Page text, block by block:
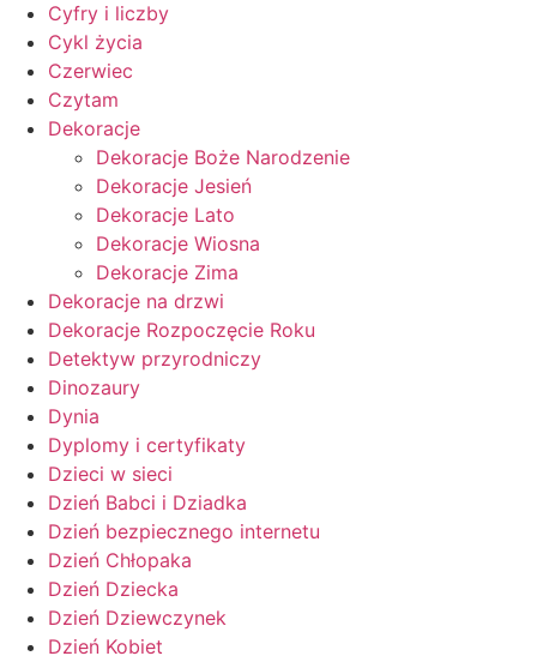
Cyfry i liczby
Cykl życia
Czerwiec
Czytam
Dekoracje
Dekoracje Boże Narodzenie
Dekoracje Jesień
Dekoracje Lato
Dekoracje Wiosna
Dekoracje Zima
Dekoracje na drzwi
Dekoracje Rozpoczęcie Roku
Detektyw przyrodniczy
Dinozaury
Dynia
Dyplomy i certyfikaty
Dzieci w sieci
Dzień Babci i Dziadka
Dzień bezpiecznego internetu
Dzień Chłopaka
Dzień Dziecka
Dzień Dziewczynek
Dzień Kobiet